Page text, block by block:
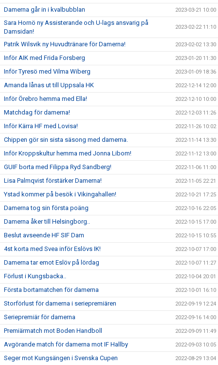
Damerna går in i kvalbubblan 2023-03-21 10:00
Sara Hornö ny Assisterande och U-lags ansvarig på
Damsidan!
2023-02-22 11:10
Patrik Wilsvik ny Huvudtränare för Damerna! 2023-02-02 13:30
Inför AIK med Frida Forsberg 2023-01-20 11:30
Inför Tyresö med Vilma Wiberg 2023-01-09 18:36
Amanda lånas ut till Uppsala HK 2022-12-14 12:00
Inför Örebro hemma med Ella! 2022-12-10 10:00
Matchdag för damerna! 2022-12-03 11:26
Inför Kärra HF med Lovisa! 2022-11-26 10:02
Chippen gör sin sista säsong med damerna. 2022-11-14 13:30
Inför Kroppskultur hemma med Jonna Libom! 2022-11-12 13:00
GUIF borta med Filippa Ryd Sandberg! 2022-11-06 11:00
Lisa Palmqvist förstärker Damerna! 2022-11-05 22:21
Ystad kommer på besök i Vikingahallen! 2022-10-21 17:25
Damerna tog sin första poäng 2022-10-16 22:05
Damerna åker till Helsingborg.. 2022-10-15 17:00
Beslut avseende HF SIF Dam 2022-10-15 10:55
4st korta med Svea inför Eslövs IK! 2022-10-07 17:00
Damerna tar emot Eslöv på lördag 2022-10-07 11:27
Förlust i Kungsbacka.. 2022-10-04 20:01
Första bortamatchen för damerna 2022-10-01 16:10
Storförlust för damerna i seriepremiären 2022-09-19 12:24
Seriepremiär för damerna 2022-09-16 14:00
Premiärmatch mot Boden Handboll 2022-09-09 11:49
Avgörande match för damerna mot IF Hallby 2022-09-03 10:05
Seger mot Kungsängen i Svenska Cupen 2022-08-29 13:04